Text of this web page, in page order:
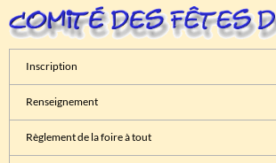
Inscription
Renseignement
Règlement de la foire à tout